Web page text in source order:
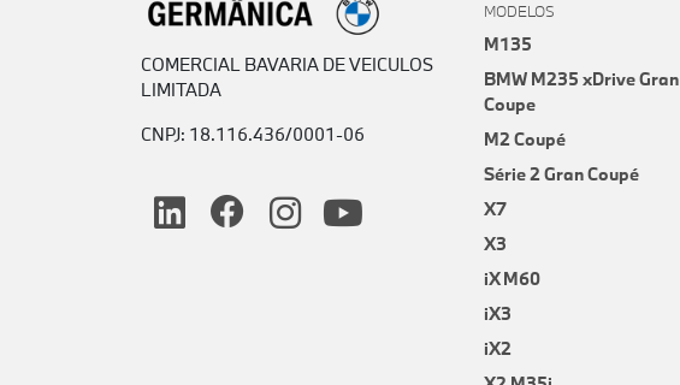
COMERCIAL BAVARIA DE VEICULOS
LIMITADA
CNPJ: 18.116.436/0001-06
MODELOS
M135
BMW M235 xDrive Gran
Coupe
M2 Coupé
Série 2 Gran Coupé
X7
X3
iX M60
iX3
iX2